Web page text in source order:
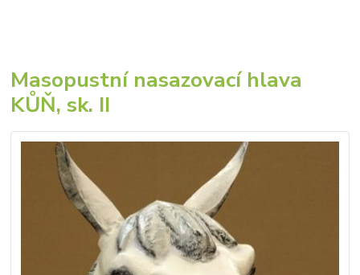
Masopustní nasazovací hlava
KŮŇ, sk. II